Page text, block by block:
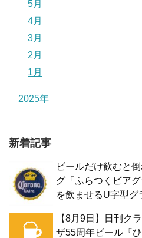
5月
4月
3月
2月
1月
2025年
新着記事
ビールだけ飲むと
グ「ふらつくビア
を飲ませるU字型
【8月9日】日刊ク
ザ55周年ビール『